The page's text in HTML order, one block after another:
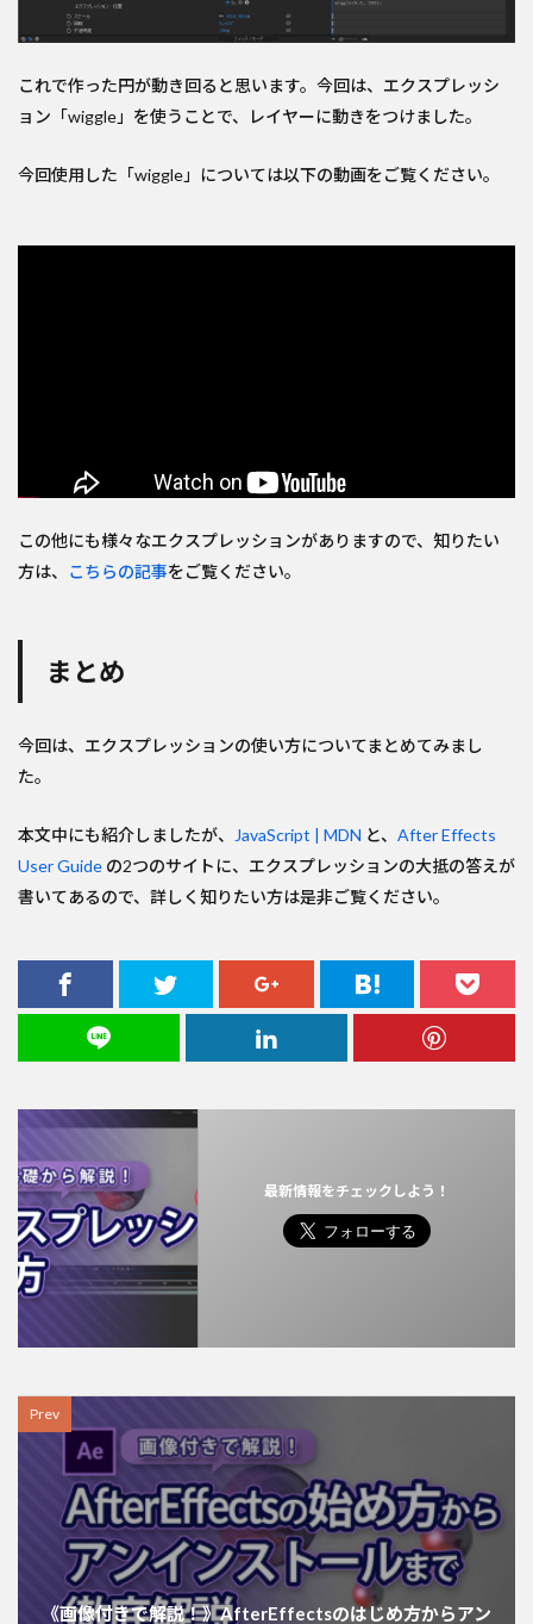
これで作った円が動き回ると思います。今回は、エクスプレッシ
ョン「wiggle」を使うことで、レイヤーに動きをつけました。
今回使用した「wiggle」については以下の動画をご覧ください。
この他にも様々なエクスプレッションがありますので、知りたい
方は、
こちらの記事をご覧ください。
まとめ
今回は、エクスプレッションの使い方についてまとめてみまし
た。
本文中にも紹介しましたが、 JavaScript | MDN と、 After Effects
User Guide の2つのサイトに、エクスプレッションの大抵の答えが
書いてあるので、詳しく知りたい方は是非ご覧ください。
最新情報をチェックしよう！
Prev
《画像付きで解説！》AfterEffectsのはじめ方からアン